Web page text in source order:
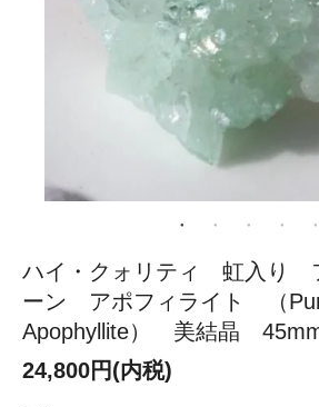
ハイ・クォリティ 虹入り
ーン アポフィライト （
Apophyllite） 美結晶
24,800円(内税)